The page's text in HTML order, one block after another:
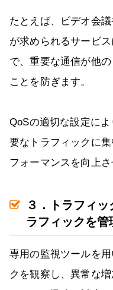
たとえば、ビデオ会
が求められるサービ
で、重要な通信が他
ことを防ぎます。
QoSの適切な設定に
要なトラフィックに
フォーマンスを向上さ
３．トラフィ
ラフィックを管
専用の監視ツールを
クを観察し、異常な